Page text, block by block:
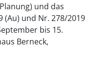
und das
(Au) und Nr. 278/2019
bis 15.
Berneck,